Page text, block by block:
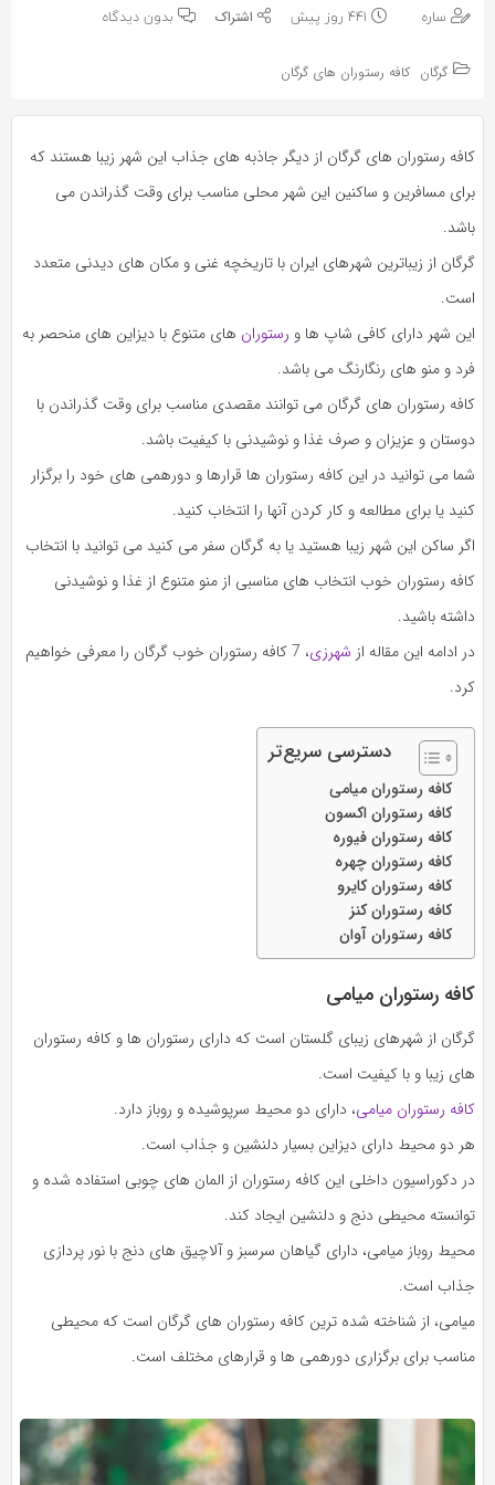
به
بگذارید.
لینک
ساره
به
بگذارید.
کپی
بدون دیدگاه
گرگان کافه رستوران های گرگان
کافه رستوران های گرگان از دیگر جاذبه های جذاب این شهر زیبا هستند که
برای مسافرین و ساکنین این شهر محلی مناسب برای وقت گذراندن می
باشد.
گرگان از زیباترین شهرهای ایران با تاریخچه غنی و مکان های دیدنی متعدد
است.
این شهر دارای کافی شاپ ها و رستوران های متنوع با دیزاین های منحصر به
فرد و منو های رنگارنگ می باشد.
کافه رستوران های گرگان می توانند مقصدی مناسب برای وقت گذراندن با
دوستان و عزیزان و صرف غذا و نوشیدنی با کیفیت باشد.
شما می توانید در این کافه رستوران ها قرارها و دورهمی های خود را برگزار
کنید یا برای مطالعه و کار کردن آنها را انتخاب کنید.
اگر ساکن این شهر زیبا هستید یا به گرگان سفر می کنید می توانید با انتخاب
کافه رستوران خوب انتخاب های مناسبی از منو متنوع از غذا و نوشیدنی
داشته باشید.
در ادامه این مقاله از شهرزی
، 7 کافه رستوران خوب گرگان را معرفی خواهیم
کرد.
دسترسی سریع‌تر
کافه رستوران میامی
کافه رستوران اکسون
کافه رستوران فیوره
کافه رستوران چهره
کافه رستوران کایرو
کافه رستوران کنز
کافه رستوران آوان
کافه رستوران میامی
گرگان از شهرهای زیبای گلستان است که دارای رستوران ها و کافه رستوران
های زیبا و با کیفیت است.
کافه رستوران میامی، دارای دو محیط سرپوشیده و روباز دارد.
هر دو محیط دارای دیزاین بسیار دلنشین و جذاب است.
در دکوراسیون داخلی این کافه رستوران از المان های چوبی استفاده شده و
توانسته محیطی دنج و دلنشین ایجاد کند.
محیط روباز میامی، دارای گیاهان سرسبز و آلاچیق های دنج با نور پردازی
جذاب است.
میامی، از شناخته شده ترین کافه رستوران های گرگان است که محیطی
مناسب برای برگزاری دورهمی ها و قرارهای مختلف است.